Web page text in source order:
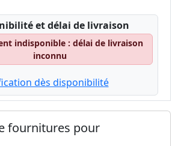
et délai de livraison
indisponible : délai de livraison
inconnu
dès disponibilité
fournitures pour